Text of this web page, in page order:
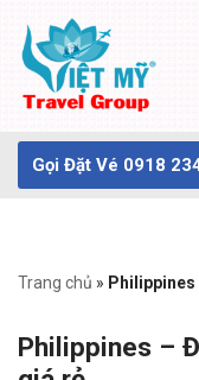
Chuyển
tới
dung
Gọi Đặt Vé 0918
Trang chủ »
Philippines –